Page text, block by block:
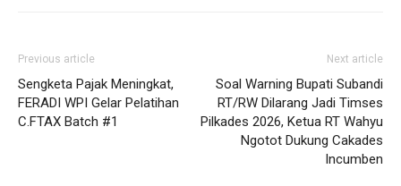
Previous article
Sengketa Pajak Meningkat,
FERADI WPI Gelar Pelatihan
C.FTAX Batch #1
Next article
Soal Warning Bupati Subandi
RT/RW Dilarang Jadi Timses
Pilkades 2026, Ketua RT Wahyu
Ngotot Dukung Cakades
Incumben